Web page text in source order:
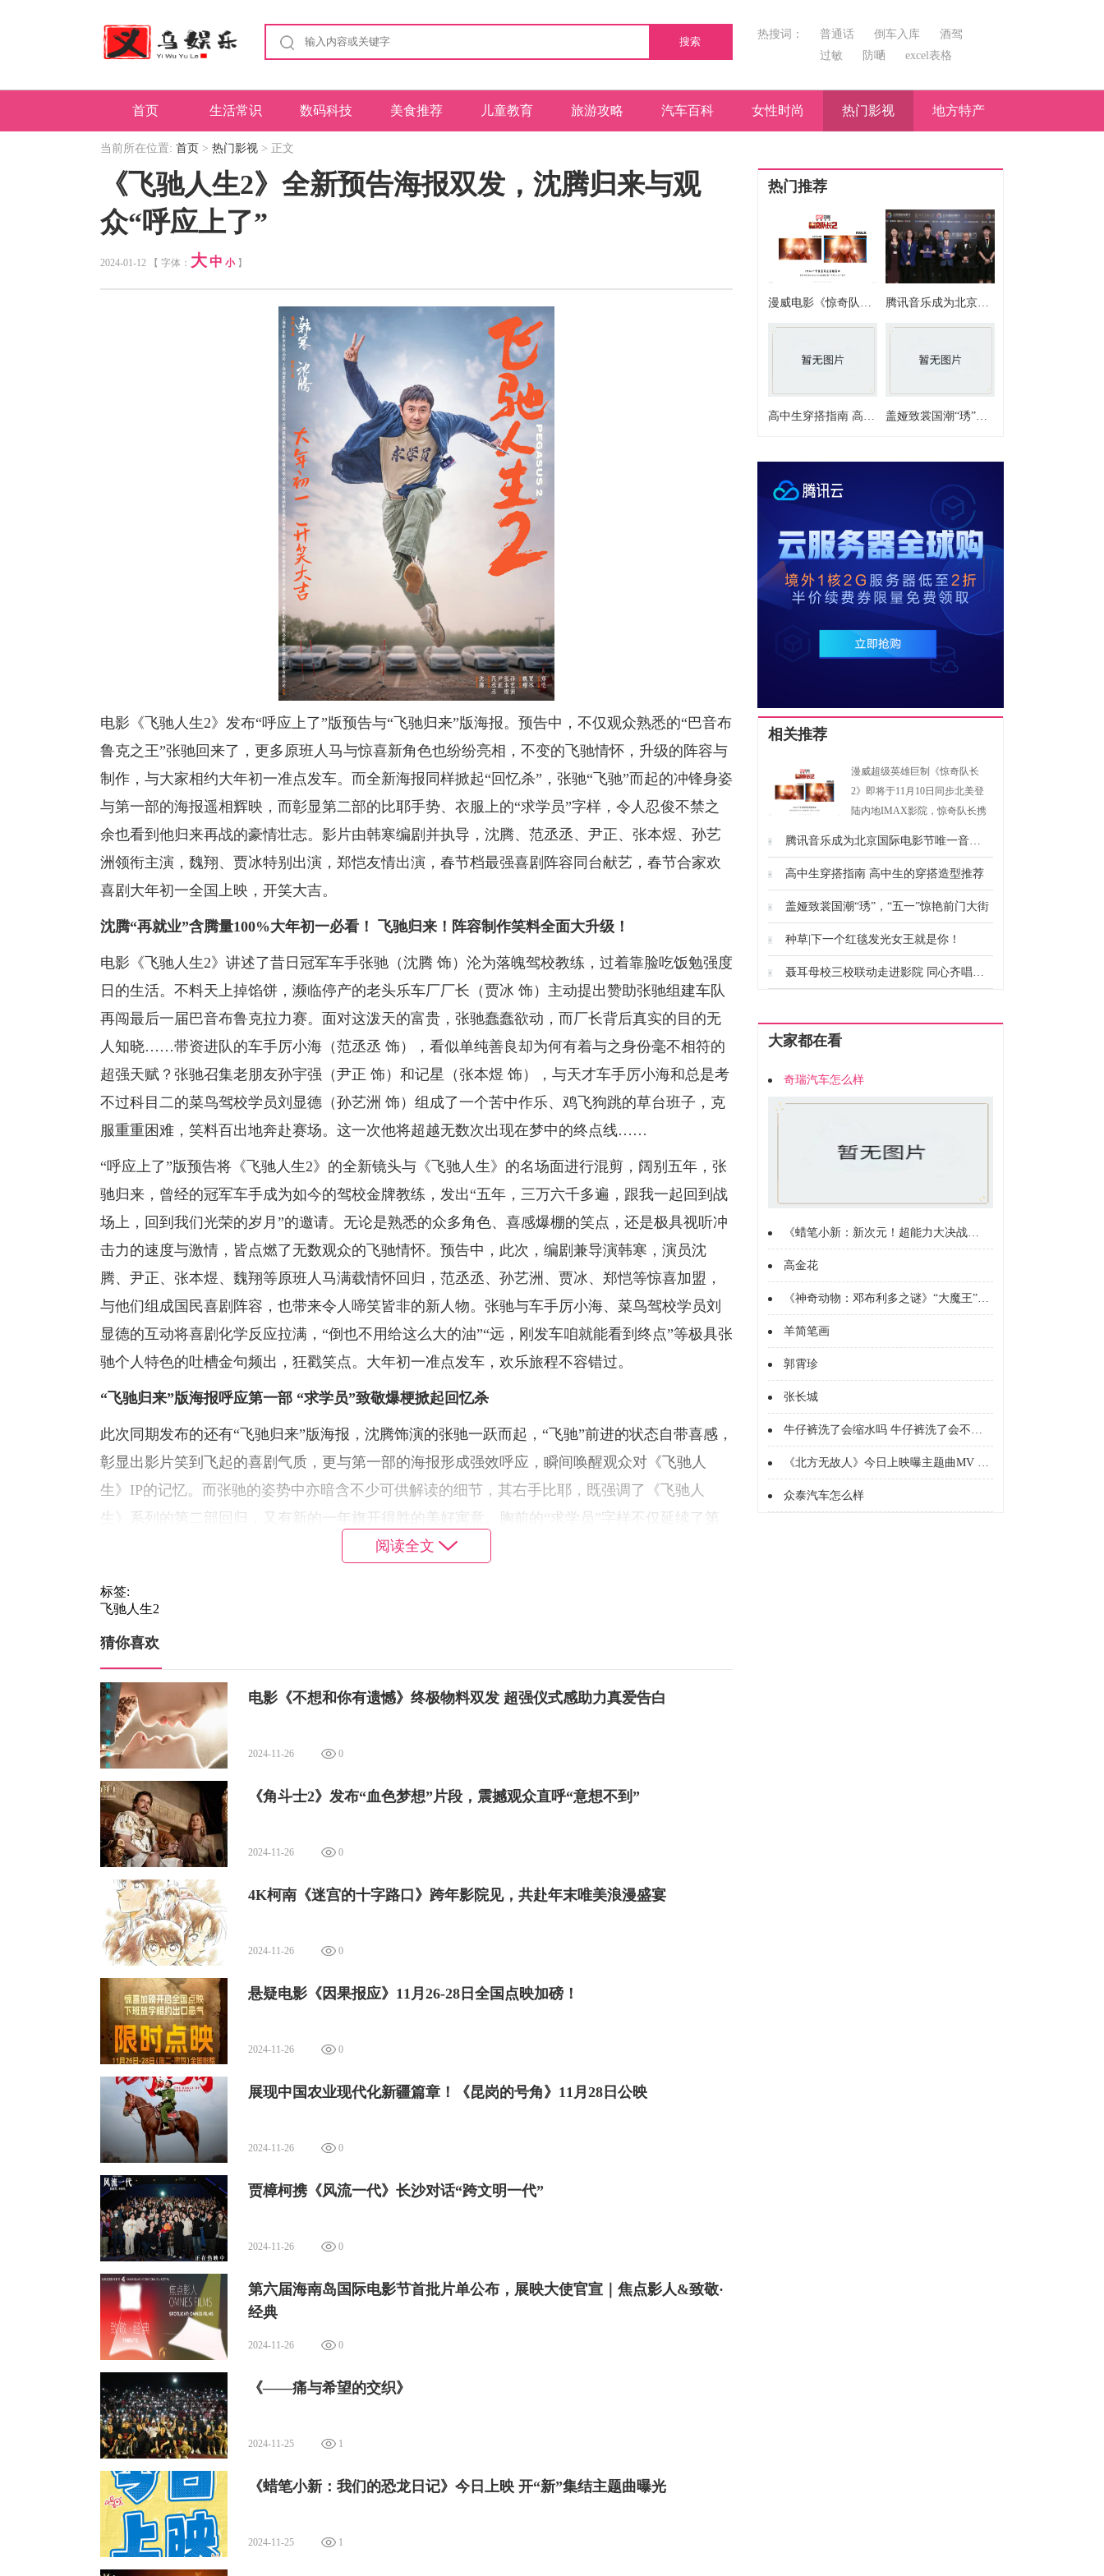
搜索
热搜词： 普通话 倒车入库
酒驾
过敏
防嗮 excel表格
首页 生活常识 数码科技 美食推荐 儿童教育 旅游攻略 汽车百科 女性时尚 热门影视 地方特产
当前所在位置: 首页 > 热门影视 > 正文
《飞驰人生2》全新预告海报双发，沈腾归来与观
众“呼应上了”
2024-01-12 【 字体： 大 中 小】
电影《飞驰人生2》发布“呼应上了”版预告与“飞驰归来”版海报。预告中，不仅观众熟悉的“巴音布
鲁克之王”张驰回来了，更多原班人马与惊喜新角色也纷纷亮相，不变的飞驰情怀，升级的阵容与
制作，与大家相约大年初一准点发车。而全新海报同样掀起“回忆杀”，张驰“飞驰”而起的冲锋身姿
与第一部的海报遥相辉映，而彰显第二部的比耶手势、衣服上的“求学员”字样，令人忍俊不禁之
余也看到他归来再战的豪情壮志。影片由韩寒编剧并执导，沈腾、范丞丞、尹正、张本煜、孙艺
洲领衔主演，魏翔、贾冰特别出演，郑恺友情出演，春节档最强喜剧阵容同台献艺，春节合家欢
喜剧大年初一全国上映，开笑大吉。
沈腾“再就业”含腾量100%大年初一必看！ 飞驰归来！阵容制作笑料全面大升级！
电影《飞驰人生2》讲述了昔日冠军车手张驰（沈腾 饰）沦为落魄驾校教练，过着靠脸吃饭勉强度
日的生活。不料天上掉馅饼，濒临停产的老头乐车厂厂长（贾冰 饰）主动提出赞助张驰组建车队
再闯最后一届巴音布鲁克拉力赛。面对这泼天的富贵，张驰蠢蠢欲动，而厂长背后真实的目的无
人知晓……带资进队的车手厉小海（范丞丞 饰），看似单纯善良却为何有着与之身份毫不相符的
超强天赋？张驰召集老朋友孙宇强（尹正 饰）和记星（张本煜 饰），与天才车手厉小海和总是考
不过科目二的菜鸟驾校学员刘显德（孙艺洲 饰）组成了一个苦中作乐、鸡飞狗跳的草台班子，克
服重重困难，笑料百出地奔赴赛场。这一次他将超越无数次出现在梦中的终点线……
“呼应上了”版预告将《飞驰人生2》的全新镜头与《飞驰人生》的名场面进行混剪，阔别五年，张
驰归来，曾经的冠军车手成为如今的驾校金牌教练，发出“五年，三万六千多遍，跟我一起回到战
场上，回到我们光荣的岁月”的邀请。无论是熟悉的众多角色、喜感爆棚的笑点，还是极具视听冲
击力的速度与激情，皆点燃了无数观众的飞驰情怀。预告中，此次，编剧兼导演韩寒，演员沈
腾、尹正、张本煜、魏翔等原班人马满载情怀回归，范丞丞、孙艺洲、贾冰、郑恺等惊喜加盟，
与他们组成国民喜剧阵容，也带来令人啼笑皆非的新人物。张驰与车手厉小海、菜鸟驾校学员刘
显德的互动将喜剧化学反应拉满，“倒也不用给这么大的油”“远，刚发车咱就能看到终点”等极具张
驰个人特色的吐槽金句频出，狂戳笑点。大年初一准点发车，欢乐旅程不容错过。
“飞驰归来”版海报呼应第一部 “求学员”致敬爆梗掀起回忆杀
此次同期发布的还有“飞驰归来”版海报，沈腾饰演的张驰一跃而起，“飞驰”前进的状态自带喜感，
彰显出影片笑到飞起的喜剧气质，更与第一部的海报形成强效呼应，瞬间唤醒观众对《飞驰人
生》IP的记忆。而张驰的姿势中亦暗含不少可供解读的细节，其右手比耶，既强调了《飞驰人
生》系列的第二部回归，又有新的一年旗开得胜的美好寓意。胸前的“求学员”字样不仅延续了第
一部中“求赞助”的爆梗，掀起一大波回忆杀，同时也跟左手“春节班 火热招生中”的二维码一起昭
刺，值得期待。
电影《飞驰人生2》由韩寒编剧并执导，沈腾、范丞丞、尹正、张本煜、孙艺洲领衔主演，魏翔、
贾冰特别出演，郑恺友情出演，影片将于大年初一全国上映。
阅读全文
标签:
飞驰人生2
猜你喜欢
电影《不想和你有遗憾》终极物料双发 超强仪式感助力真爱告白
2024-11-26 0
《角斗士2》发布“血色梦想”片段，震撼观众直呼“意想不到”
2024-11-26 0
4K柯南《迷宫的十字路口》跨年影院见，共赴年末唯美浪漫盛宴
2024-11-26 0
悬疑电影《因果报应》11月26-28日全国点映加磅！
2024-11-26 0
展现中国农业现代化新疆篇章！《昆岗的号角》11月28日公映
2024-11-26 0
贾樟柯携《风流一代》长沙对话“跨文明一代”
2024-11-26 0
第六届海南岛国际电影节首批片单公布，展映大使官宣｜焦点影人&致敬·
经典
2024-11-26 0
《——痛与希望的交织》
2024-11-25 1
《蜡笔小新：我们的恐龙日记》今日上映 开“新”集结主题曲曝光
2024-11-25 1
热门推荐
漫威电影《惊奇队长2》正在热映，IMAX版部分场景多达26%画面内容 腾讯音乐成为北京国际电影节唯一音乐合作伙伴 推出首个国际化专项“电影音乐扶持计划”
高中生穿搭指南 高中生的穿搭造型推荐 盖娅致裳国潮“琇”，“五一”惊艳前门大街
相关推荐
漫威超级英雄巨制《惊奇队长
2》即将于11月10日同步北美登
陆内地IMAX影院，惊奇队长携
本，不仅通过真实惊艳的音画品
质和身临其境的观影环境带观众
沉浸式畅享视听盛宴，部分重要
来“惊”艳的大银幕观影体验。 由
奥斯卡影后布丽·拉尔森演绎的惊
曾纵横宇宙，“硬刚”灭霸，能以
此次惊奇队长更是携能力不凡
的“光谱”莫妮卡和“惊奇
腾讯音乐成为北京国际电影节唯一音乐合作伙伴 推出首个国际化专项“电影音乐扶持计划”
高中生穿搭指南 高中生的穿搭造型推荐
盖娅致裳国潮“琇”，“五一”惊艳前门大街
种草|下一个红毯发光女王就是你！
聂耳母校三校联动走进影院 同心齐唱《为国而歌》
大家都在看
奇瑞汽车怎么样
《蜡笔小新：新次元！超能力大决战》热映中 欢乐小新暖心相伴
高金花
《神奇动物：邓布利多之谜》“大魔王”特辑 格林德沃向麻瓜宣战
羊简笔画
郭霄珍
张长城
牛仔裤洗了会缩水吗 牛仔裤洗了会不会缩水
《北方无故人》今日上映曝主题曲MV ，导演张泽斌力求情感真实
众泰汽车怎么样